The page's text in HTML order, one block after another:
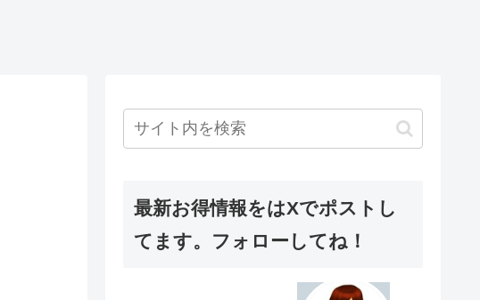
最新お得情報をはXでポストし
てます。フォローしてね！